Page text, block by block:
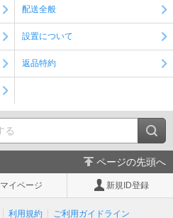
配送全般
設置について
返品特約
ページの先頭へ
マイページ 新規ID登録
利用規約 ご利用ガイドライン